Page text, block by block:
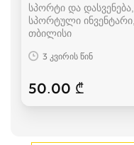
სპორტი და დასვენება,
სპორტული ინვენტარი
თბილისი
3 კვირის წინ
50.00 ₾